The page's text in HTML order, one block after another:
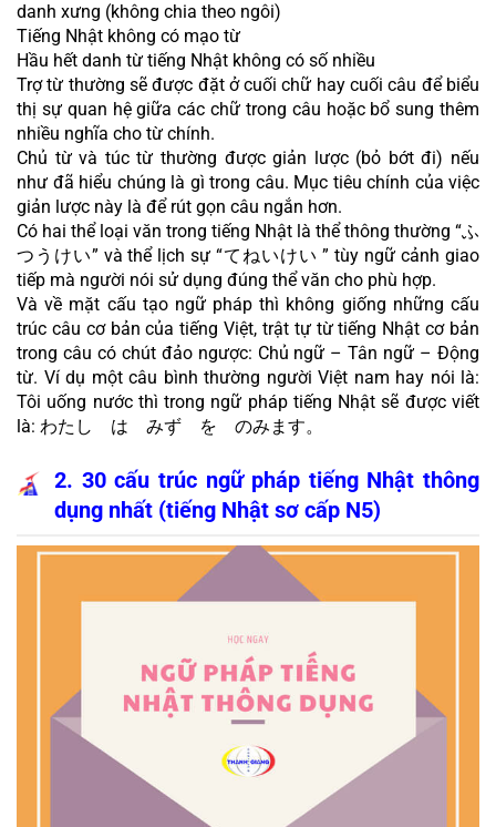
danh xưng (không chia theo ngôi)
Tiếng Nhật không có mạo từ
Hầu hết danh từ tiếng Nhật không có số nhiều
Trợ từ thường sẽ được đặt ở cuối chữ hay cuối câu để biểu
thị sự quan hệ giữa các chữ trong câu hoặc bổ sung thêm
nhiều nghĩa cho từ chính.
Chủ từ và túc từ thường được giản lược (bỏ bớt đi) nếu
như đã hiểu chúng là gì trong câu. Mục tiêu chính của việc
giản lược này là để rút gọn câu ngắn hơn.
Có hai thể loại văn trong tiếng Nhật là thể thông thường “ふ
つうけい” và thể lịch sự “てねいけい ” tùy ngữ cảnh giao
tiếp mà người nói sử dụng đúng thể văn cho phù hợp.
Và về mặt cấu tạo ngữ pháp thì không giống những cấu
trúc câu cơ bản của tiếng Việt, trật tự từ tiếng Nhật cơ bản
trong câu có chút đảo ngược: Chủ ngữ – Tân ngữ – Động
từ. Ví dụ một câu bình thường người Việt nam hay nói là:
Tôi uống nước thì trong ngữ pháp tiếng Nhật sẽ được viết
là: わたし　は　みず　を　のみます。
2. 30 cấu trúc ngữ pháp tiếng Nhật thông
dụng nhất (tiếng Nhật sơ cấp N5)